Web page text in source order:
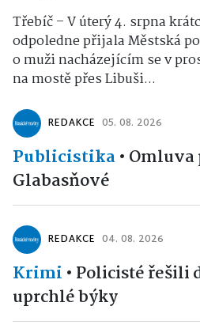
Třebíč – V úterý 4. srpna
odpoledne přijala Městská
o muži nacházejícím se v
na mostě přes Libuši...
REDAKCE 05. 08. 2026
Publicistika• Omluva
Glabasňové
REDAKCE 04. 08. 2026
Krimi • Policisté řešili
uprchlé býky